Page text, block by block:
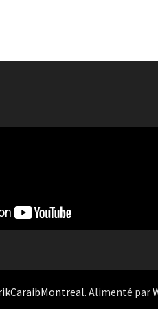
. Alimenté par